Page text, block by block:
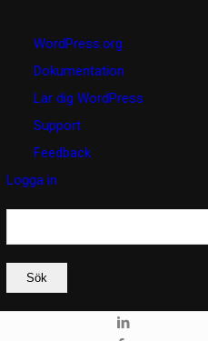
WordPress
WordPress.org
Dokumentation
Lär dig WordPress
Support
Feedback
Logga in
Sök